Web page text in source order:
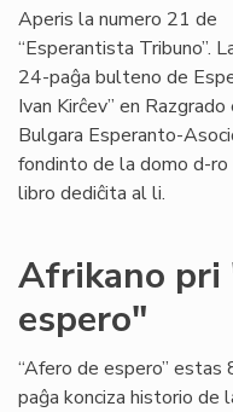
Aperis la numero 21 de
“Esperantista Tribuno”.
24-paĝa bulteno de
Ivan Kirĉev” en
Bulgara Esperanto-
fondinto de la domo d-ro
libro dediĉita al li.
Afrikano pri
espero"
“Afero de espero” estas
paĝa konciza historio de